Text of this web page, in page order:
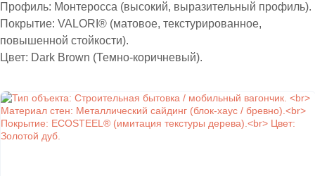
Профиль: Монтеросса (высокий, выразительный профиль).
Покрытие: VALORI® (матовое, текстурированное,
повышенной стойкости).
Цвет: Dark Brown (Темно-коричневый).